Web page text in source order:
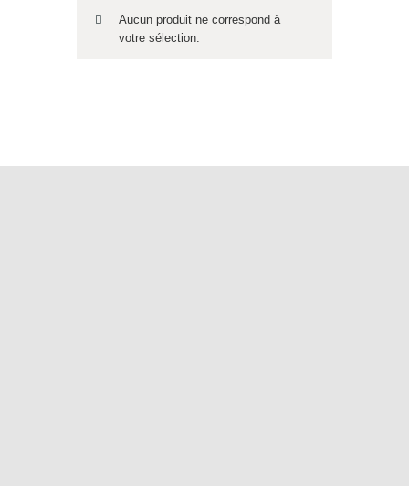
E-COMMERCE
CONTACT
Aucun produit ne correspond à
votre sélection.